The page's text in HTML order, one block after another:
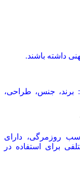
داشته باشند.
جنس، طراحی،
روزمرگی، دارای
برای استفاده در